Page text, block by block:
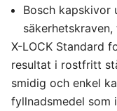
Bosch kapskivor
X-LOCK Standard
resultat i rostfritt
smidig och enkel
fyllnadsmedel som